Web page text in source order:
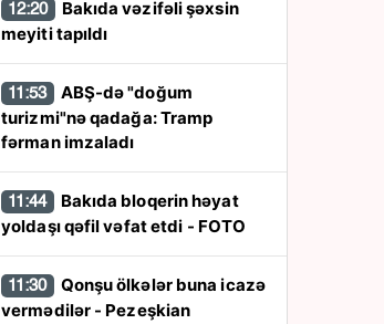
12:20
meyiti tapıldı
11:53
turizmi"nə qadağa: Tramp
fərman imzaladı
11:44
yoldaşı qəfil vəfat etdi - FOTO
11:30
vermədilər - Pezeşkian